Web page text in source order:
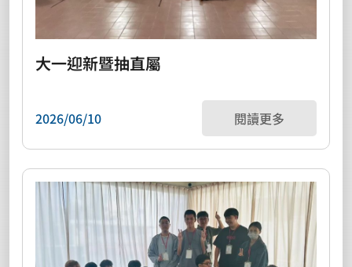
大一迎新暨抽直屬
2026/06/10 閱讀更多